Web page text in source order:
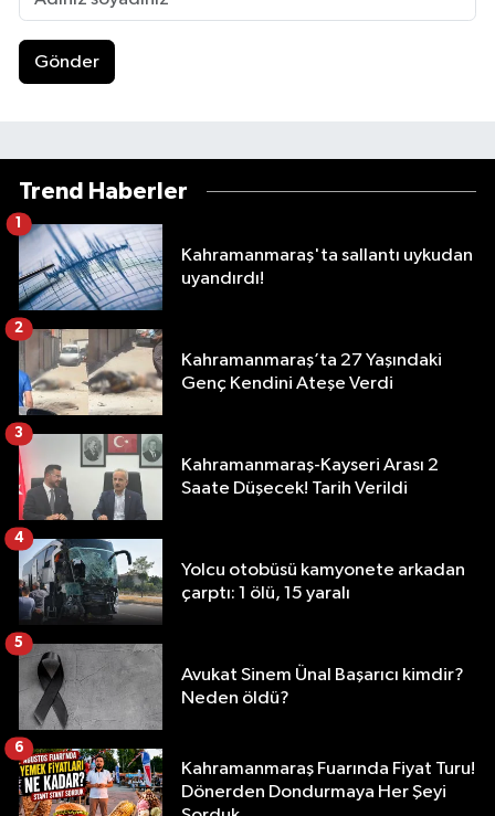
Gönder
Trend Haberler
Kahramanmaraş'ta sallantı uykudan
uyandırdı!
1
Kahramanmaraş’ta 27 Yaşındaki
Genç Kendini Ateşe Verdi
2
Kahramanmaraş-Kayseri Arası 2
Saate Düşecek! Tarih Verildi
3
Yolcu otobüsü kamyonete arkadan
çarptı: 1 ölü, 15 yaralı
4
Avukat Sinem Ünal Başarıcı kimdir?
Neden öldü?
5
Kahramanmaraş Fuarında Fiyat Turu!
Dönerden Dondurmaya Her Şeyi
6